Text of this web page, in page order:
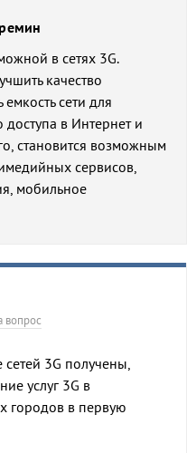
в сетях 3G.
качество
сети для
в Интернет и
становится возможным
сервисов,
мобильное
вопрос
3G получены,
услуг 3G в
городов в первую